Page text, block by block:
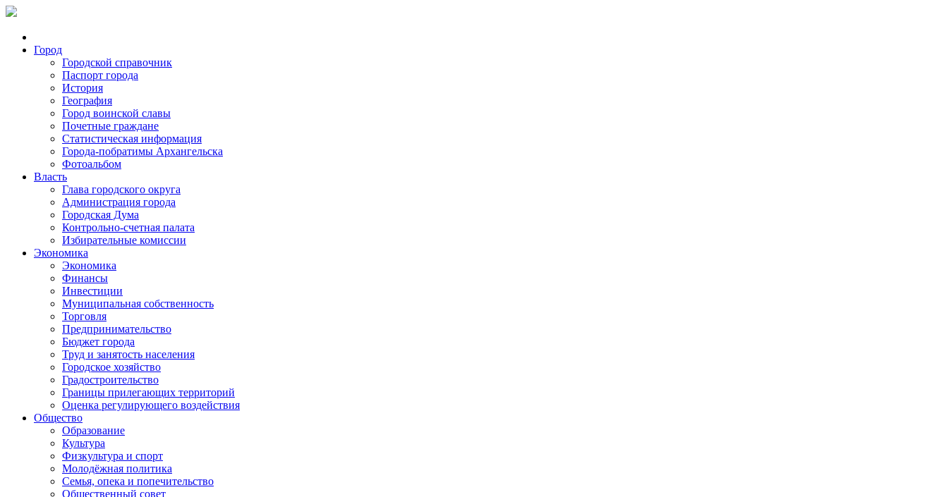
Город
Городской справочник
Паспорт города
История
География
Город воинской славы
Почетные граждане
Статистическая информация
Города-побратимы Архангельска
Фотоальбом
Власть
Глава городского округа
Администрация города
Городская Дума
Контрольно-счетная палата
Избирательные комиссии
Экономика
Экономика
Финансы
Инвестиции
Муниципальная собственность
Торговля
Предпринимательство
Бюджет города
Труд и занятость населения
Городское хозяйство
Градостроительство
Границы прилегающих территорий
Оценка регулирующего воздействия
Общество
Образование
Культура
Физкультура и спорт
Молодёжная политика
Семья, опека и попечительство
Общественный совет